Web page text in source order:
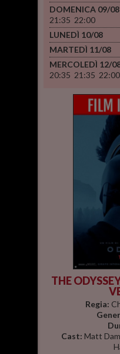
DOMENICA 09/08
21:35 22:00
LUNEDÌ 10/08
MARTEDÌ 11/08
MERCOLEDÌ 12/
20:35 21:35 22:00
THE
Regia:
Cast: Matt